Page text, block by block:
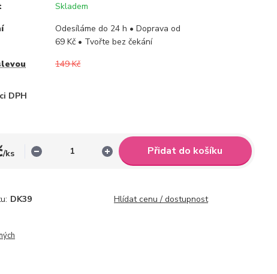
Skladem
Odesíláme do 24 h • Doprava od
69 Kč • Tvořte bez čekání
149 Kč
DPH
/ks Přidat do košíku
DK39 Hlídat cenu / dostupnost